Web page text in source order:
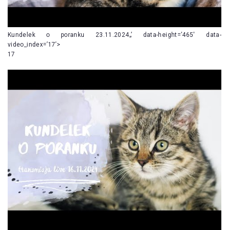
Kundelek o poranku 23.11.2024„’ data-height=’465′ data-
video_index=’17’>
17